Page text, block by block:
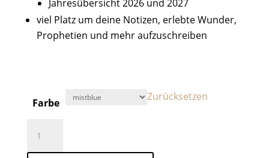
Jahresübersicht 2026 und 2027
viel Platz um deine Notizen, erlebte Wunder,
Prophetien und mehr aufzuschreiben
Farbe Zurücksetzen
Vision